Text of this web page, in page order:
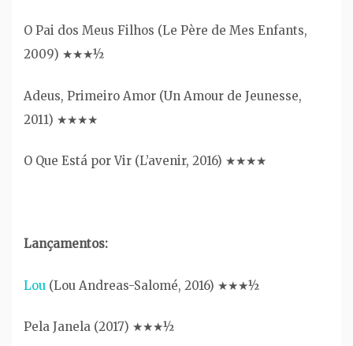
O Pai dos Meus Filhos (Le Père de Mes Enfants,
2009) ★★★½
Adeus, Primeiro Amor (Un Amour de Jeunesse,
2011) ★★★★
O Que Está por Vir (L’avenir, 2016) ★★★★
Lançamentos:
Lou (Lou Andreas-Salomé, 2016) ★★★½
Pela Janela (2017) ★★★½